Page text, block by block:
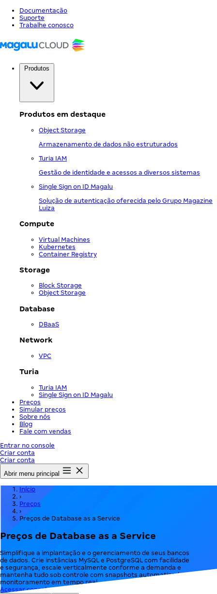
Documentação
Suporte
Trabalhe conosco
Produtos em destaque
Object Storage
Armazenamento de dados não estruturados
Turia IAM
Gestão de identidade e acessos a diversos sistemas
Single Sign on ID Magalu
Solução de autenticação oferecida pelo Grupo Magazine
Luiza
Compute
Virtual Machines
Kubernetes
Container Registry
Storage
Block Storage
Object Storage
Database
DBaaS
Network
VPC
Turia
Turia IAM
Single Sign on ID Magalu
Preços
Simular preços
Sobre nós
Blog
Fale com vendas
Entrar no console
Criar conta
Criar conta
Abrir menu principal
Início
›
Preços
›
Preços de Database as a Service
Preços de Database as a Service
Simplifique a implantação e o gerenciamento de seus bancos
de dados. Crie instâncias MySQL e PostgreSQL com facilidade
e segurança, escale verticalmente conforme a demanda e
mantenha tudo sob controle com snapshots automatizados e
monitoramento em tempo real.
Acessar console